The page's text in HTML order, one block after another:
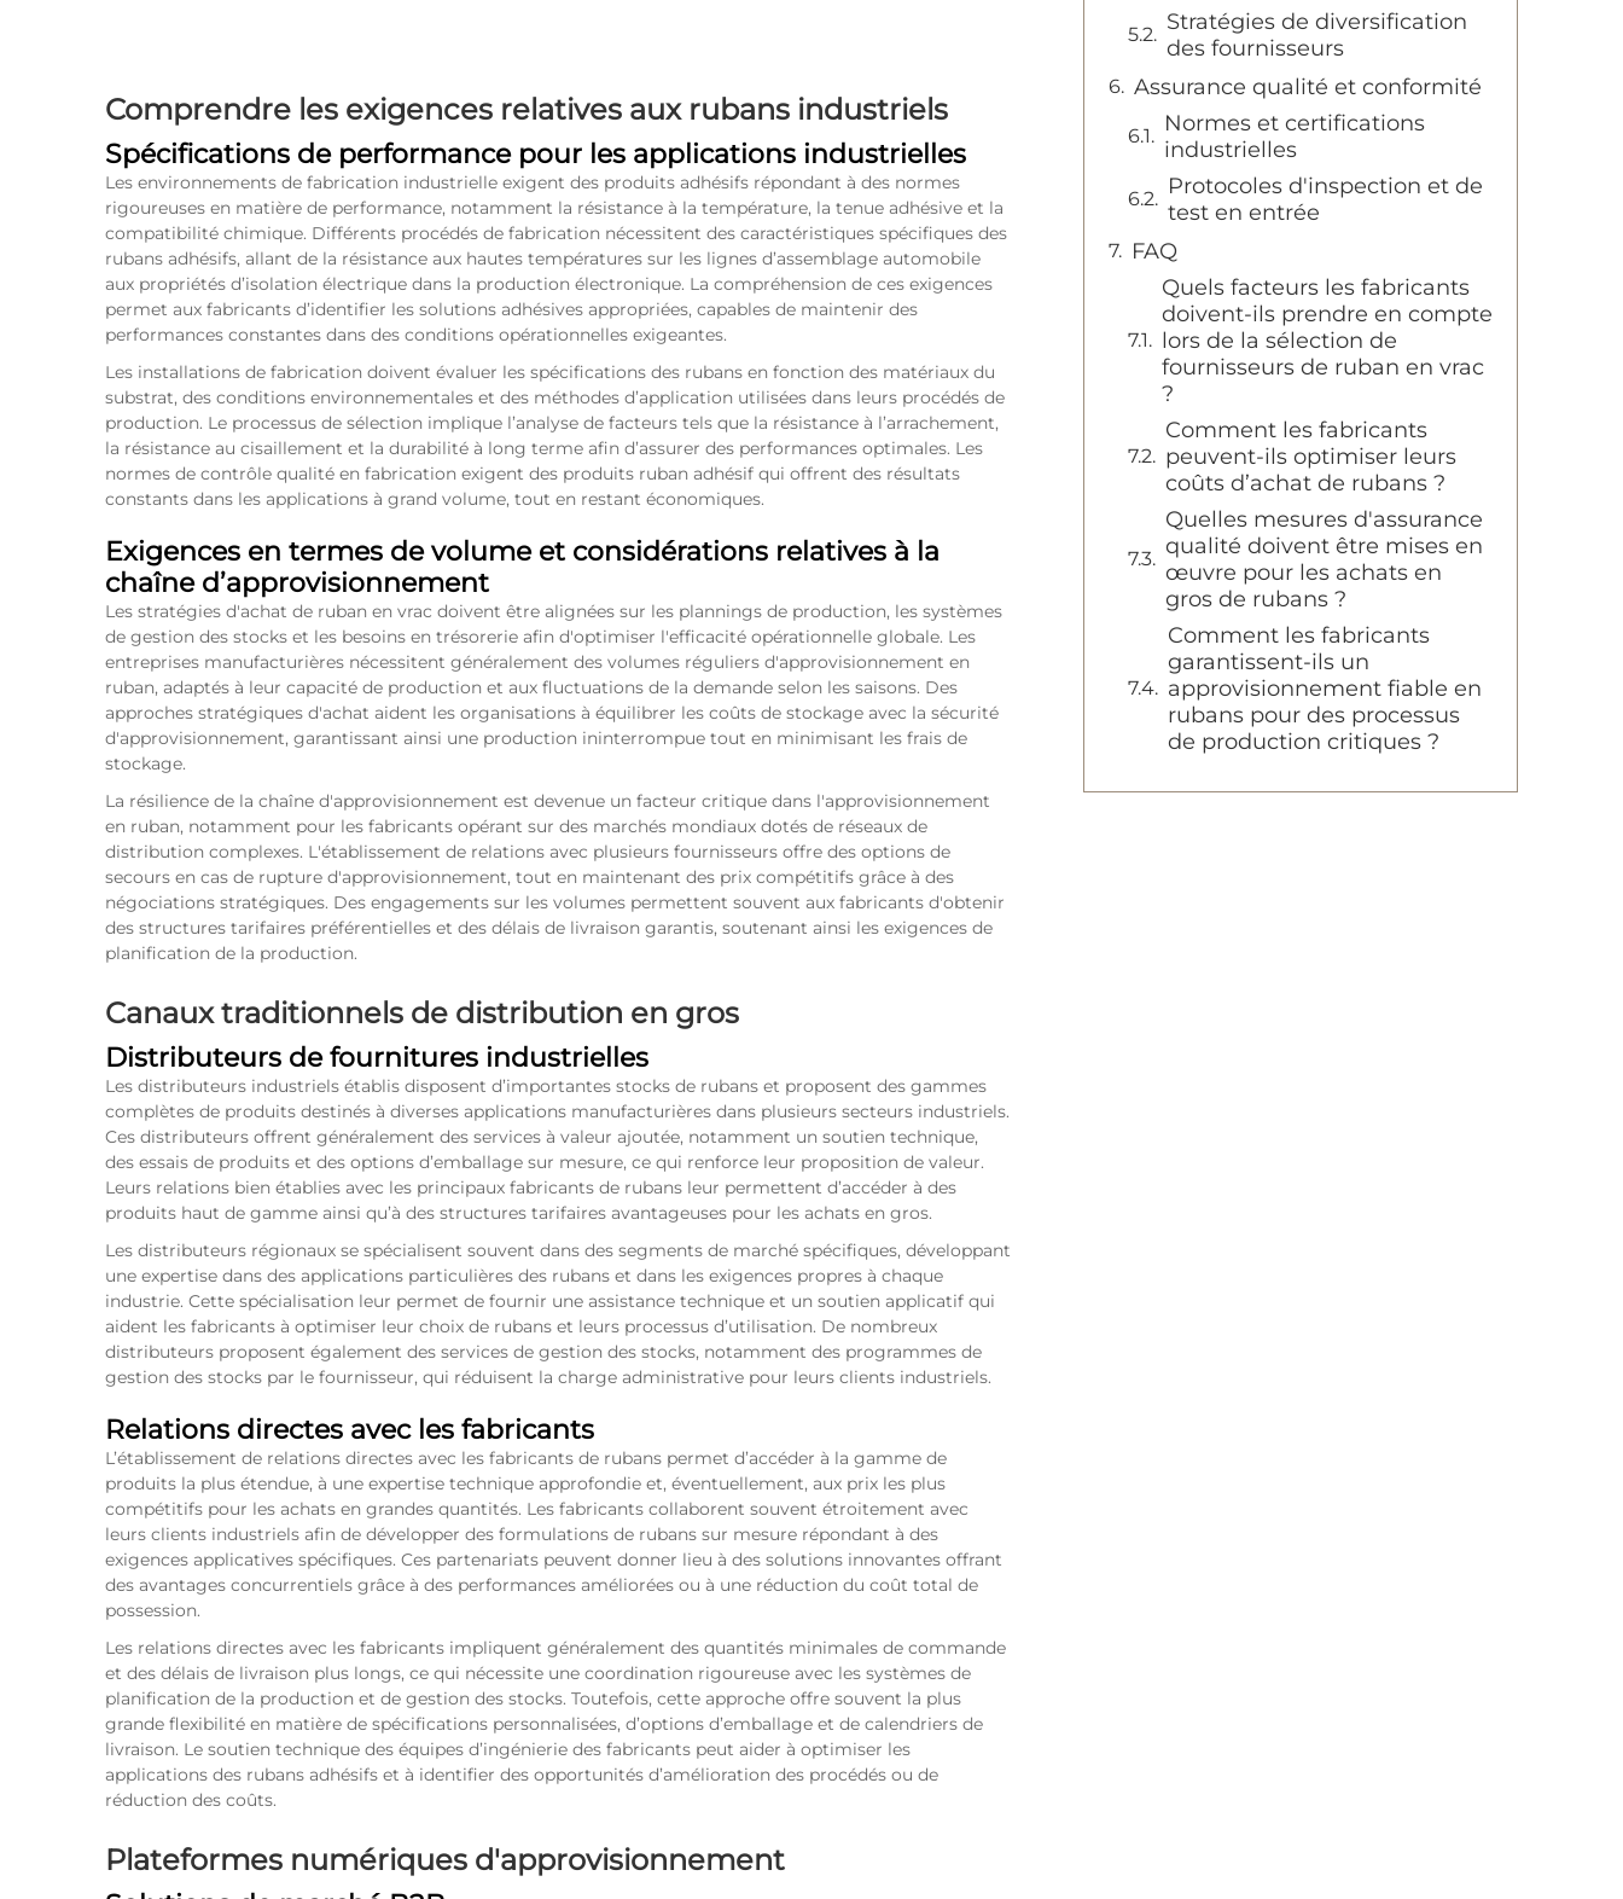
Comprendre les exigences relatives aux rubans industriels
Spécifications de performance pour les applications industrielles
Les environnements de fabrication industrielle exigent des produits adhésifs répondant à des normes
rigoureuses en matière de performance, notamment la résistance à la température, la tenue adhésive et la
compatibilité chimique. Différents procédés de fabrication nécessitent des caractéristiques spécifiques des
rubans adhésifs, allant de la résistance aux hautes températures sur les lignes d’assemblage automobile
aux propriétés d’isolation électrique dans la production électronique. La compréhension de ces exigences
permet aux fabricants d’identifier les solutions adhésives appropriées, capables de maintenir des
performances constantes dans des conditions opérationnelles exigeantes.
Les installations de fabrication doivent évaluer les spécifications des rubans en fonction des matériaux du
substrat, des conditions environnementales et des méthodes d’application utilisées dans leurs procédés de
production. Le processus de sélection implique l’analyse de facteurs tels que la résistance à l’arrachement,
la résistance au cisaillement et la durabilité à long terme afin d’assurer des performances optimales. Les
normes de contrôle qualité en fabrication exigent des produits ruban adhésif qui offrent des résultats
constants dans les applications à grand volume, tout en restant économiques.
Exigences en termes de volume et considérations relatives à la
chaîne d’approvisionnement
Les stratégies d'achat de ruban en vrac doivent être alignées sur les plannings de production, les systèmes
de gestion des stocks et les besoins en trésorerie afin d'optimiser l'efficacité opérationnelle globale. Les
entreprises manufacturières nécessitent généralement des volumes réguliers d'approvisionnement en
ruban, adaptés à leur capacité de production et aux fluctuations de la demande selon les saisons. Des
approches stratégiques d'achat aident les organisations à équilibrer les coûts de stockage avec la sécurité
d'approvisionnement, garantissant ainsi une production ininterrompue tout en minimisant les frais de
stockage.
La résilience de la chaîne d'approvisionnement est devenue un facteur critique dans l'approvisionnement
en ruban, notamment pour les fabricants opérant sur des marchés mondiaux dotés de réseaux de
distribution complexes. L'établissement de relations avec plusieurs fournisseurs offre des options de
secours en cas de rupture d'approvisionnement, tout en maintenant des prix compétitifs grâce à des
négociations stratégiques. Des engagements sur les volumes permettent souvent aux fabricants d'obtenir
des structures tarifaires préférentielles et des délais de livraison garantis, soutenant ainsi les exigences de
planification de la production.
Canaux traditionnels de distribution en gros
Distributeurs de fournitures industrielles
Les distributeurs industriels établis disposent d’importantes stocks de rubans et proposent des gammes
complètes de produits destinés à diverses applications manufacturières dans plusieurs secteurs industriels.
Ces distributeurs offrent généralement des services à valeur ajoutée, notamment un soutien technique,
des essais de produits et des options d’emballage sur mesure, ce qui renforce leur proposition de valeur.
Leurs relations bien établies avec les principaux fabricants de rubans leur permettent d’accéder à des
produits haut de gamme ainsi qu’à des structures tarifaires avantageuses pour les achats en gros.
Les distributeurs régionaux se spécialisent souvent dans des segments de marché spécifiques, développant
une expertise dans des applications particulières des rubans et dans les exigences propres à chaque
industrie. Cette spécialisation leur permet de fournir une assistance technique et un soutien applicatif qui
aident les fabricants à optimiser leur choix de rubans et leurs processus d’utilisation. De nombreux
distributeurs proposent également des services de gestion des stocks, notamment des programmes de
gestion des stocks par le fournisseur, qui réduisent la charge administrative pour leurs clients industriels.
Relations directes avec les fabricants
L’établissement de relations directes avec les fabricants de rubans permet d’accéder à la gamme de
produits la plus étendue, à une expertise technique approfondie et, éventuellement, aux prix les plus
compétitifs pour les achats en grandes quantités. Les fabricants collaborent souvent étroitement avec
leurs clients industriels afin de développer des formulations de rubans sur mesure répondant à des
exigences applicatives spécifiques. Ces partenariats peuvent donner lieu à des solutions innovantes offrant
des avantages concurrentiels grâce à des performances améliorées ou à une réduction du coût total de
possession.
Les relations directes avec les fabricants impliquent généralement des quantités minimales de commande
et des délais de livraison plus longs, ce qui nécessite une coordination rigoureuse avec les systèmes de
planification de la production et de gestion des stocks. Toutefois, cette approche offre souvent la plus
grande flexibilité en matière de spécifications personnalisées, d’options d’emballage et de calendriers de
livraison. Le soutien technique des équipes d’ingénierie des fabricants peut aider à optimiser les
applications des rubans adhésifs et à identifier des opportunités d’amélioration des procédés ou de
réduction des coûts.
Plateformes numériques d'approvisionnement
Stratégies de diversification
des fournisseurs
Assurance qualité et conformité
Normes et certifications
industrielles
Protocoles d'inspection et de
test en entrée
FAQ
Quels facteurs les fabricants
doivent-ils prendre en compte
lors de la sélection de
fournisseurs de ruban en vrac
?
Comment les fabricants
peuvent-ils optimiser leurs
coûts d’achat de rubans ?
Quelles mesures d'assurance
qualité doivent être mises en
œuvre pour les achats en
gros de rubans ?
Comment les fabricants
garantissent-ils un
approvisionnement fiable en
rubans pour des processus
de production critiques ?